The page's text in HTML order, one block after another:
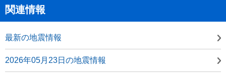
関連情報
最新の地震情報
2026年05月23日の地震情報